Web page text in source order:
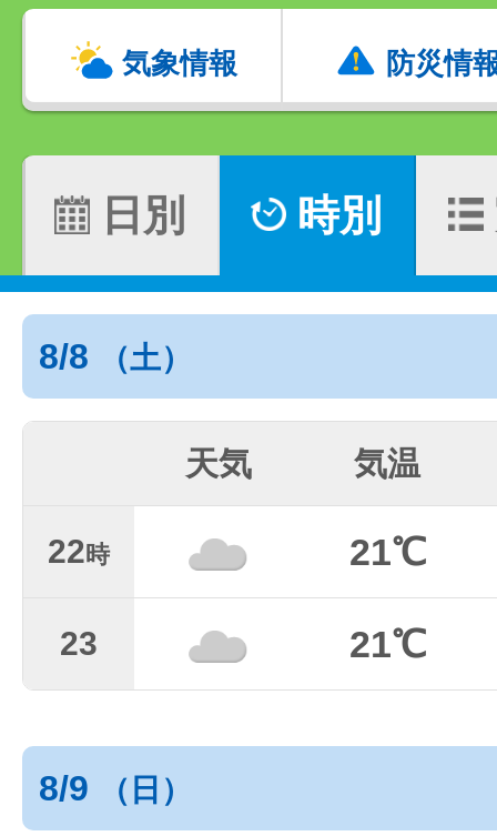
気象情報 防災情
日別 時別
8/8 （土）
天気 気温
22時 21℃
23 21℃
8/9 （日）